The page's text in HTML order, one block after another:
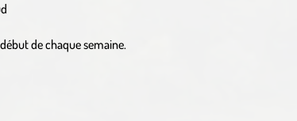
de chaque semaine.